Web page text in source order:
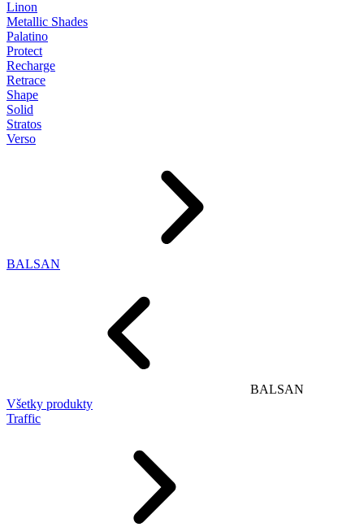
Linon
Metallic Shades
Palatino
Protect
Recharge
Retrace
Shape
Solid
Stratos
Verso
BALSAN
BALSAN
Všetky produkty
Traffic